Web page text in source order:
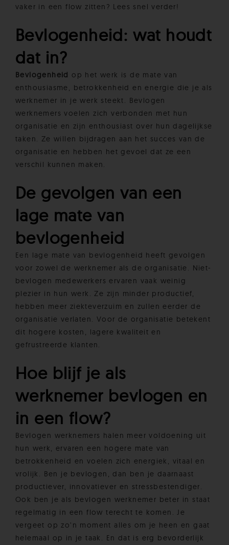
vaker in een flow zitten? Lees snel verder!
Bevlogenheid: wat houdt
dat in?
Bevlogenheid op het werk is de mate van
enthousiasme, betrokkenheid en energie die je als
werknemer in je werk steekt. Bevlogen
werknemers voelen zich verbonden met hun
organisatie en zijn enthousiast over hun dagelijkse
taken. Ze willen bijdragen aan het succes van de
organisatie en hebben het gevoel dat ze een
verschil kunnen maken.
De gevolgen van een
lage mate van
bevlogenheid
Een lage mate van bevlogenheid heeft gevolgen
voor zowel de werknemer als de organisatie. Niet-
bevlogen medewerkers ervaren vaak weinig
plezier in hun werk. Ze zijn minder productief,
hebben meer ziekteverzuim en zullen eerder de
organisatie verlaten. Voor de organisatie betekent
dit hogere kosten, lagere kwaliteit en
gefrustreerde klanten.
Hoe blijf je als
werknemer bevlogen en
in een flow?
Bevlogen werknemers halen meer voldoening uit
hun werk, ervaren een hogere mate van
betrokkenheid en voelen zich energiek, vitaal en
vrolijk. Ben je bevlogen, dan ben je daarnaast
productiever, innovatiever en stressbestendiger.
Ook ben je als bevlogen werknemer beter in staat
regelmatig in een flow terecht te komen. Je
vergeet op zo’n moment alles om je heen en gaat
helemaal op in je taak. En dat is erg bevorderlijk